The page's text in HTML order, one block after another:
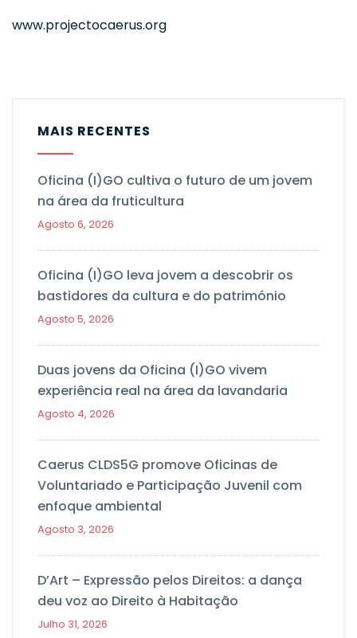
www.projectocaerus.org
MAIS RECENTES
Oficina (I)GO cultiva o futuro de um jovem
na área da fruticultura
Agosto 6, 2026
Oficina (I)GO leva jovem a descobrir os
bastidores da cultura e do património
Agosto 5, 2026
Duas jovens da Oficina (I)GO vivem
experiência real na área da lavandaria
Agosto 4, 2026
Caerus CLDS5G promove Oficinas de
Voluntariado e Participação Juvenil com
enfoque ambiental
Agosto 3, 2026
D’Art – Expressão pelos Direitos: a dança
deu voz ao Direito à Habitação
Julho 31, 2026